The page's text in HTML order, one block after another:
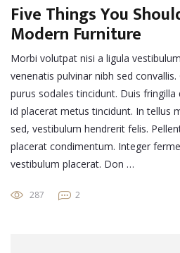
Five Things You
Modern Furniture
Morbi volutpat nisi a ligula
venenatis pulvinar nibh sed
purus sodales tincidunt. Duis
id placerat metus tincidunt. In tellus
sed, vestibulum hendrerit felis.
placerat condimentum. Integer
vestibulum placerat. Don …
287 2